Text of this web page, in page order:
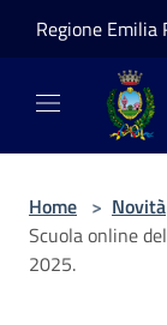
Regione Emilia
Home > Novità
Scuola online
2025.